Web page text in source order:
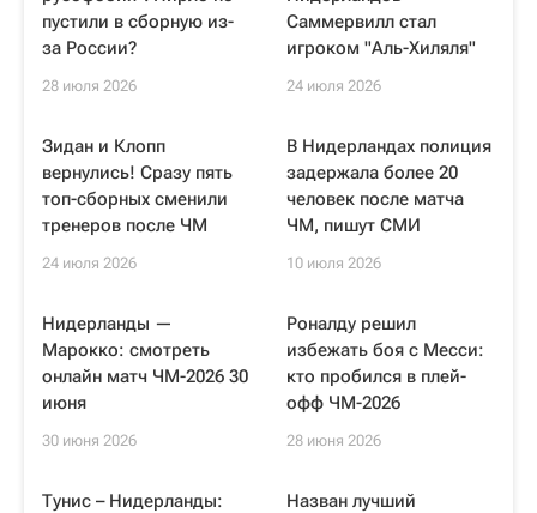
пустили в сборную из-
за России?
28 июля 2026
Саммервилл стал
игроком "Аль-Хиляля"
24 июля 2026
Зидан и Клопп
вернулись! Сразу пять
топ-сборных сменили
тренеров после ЧМ
24 июля 2026
В Нидерландах полиция
задержала более 20
человек после матча
ЧМ, пишут СМИ
10 июля 2026
Нидерланды —
Марокко: смотреть
онлайн матч ЧМ-2026 30
июня
30 июня 2026
Роналду решил
избежать боя с Месси:
кто пробился в плей-
офф ЧМ-2026
28 июня 2026
Тунис – Нидерланды:
Назван лучший